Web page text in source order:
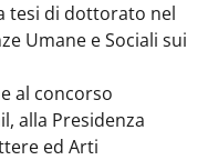
tesi di dottorato nel
Umane e Sociali sui
al concorso
alla Presidenza
ed Arti